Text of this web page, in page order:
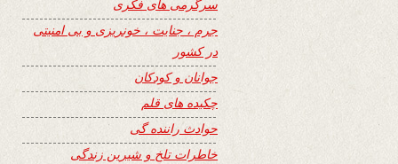
سرگرمی های فکری
جرم ، جنایت ، خونریزی و بی امنیتی
در کشور
جوانان و کودکان
چکیده های قلم
حوادث راننده گی
خاطرات تلخ و شیرین زندگی